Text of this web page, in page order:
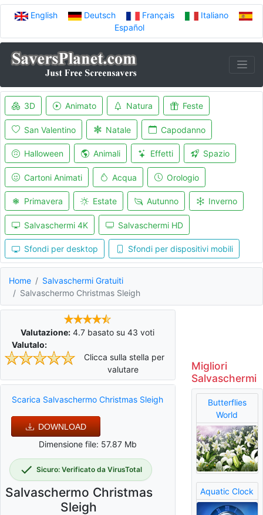
English Deutsch Français
Italiano
Español
3D Animato Natura Feste
San Valentino Natale Capodanno
Halloween Animali Effetti Spazio
Cartoni Animati Acqua Orologio
Primavera Estate Autunno Inverno
Salvaschermi 4K Salvaschermi HD
Sfondi per desktop Sfondi per dispositivi mobili
Home
Salvaschermi Gratuiti
Salvaschermo Christmas Sleigh
Valutazione: 4.7 basato su43 voti
Valutalo:
Clicca sulla stella per
valutare
Scarica Salvaschermo Christmas Sleigh
DOWNLOAD
Dimensione file: 57.87 Mb
Sicuro: Verificato da VirusTotal
Salvaschermo Christmas
Sleigh
Migliori
Salvaschermi
Butterflies
World
Aquatic Clock